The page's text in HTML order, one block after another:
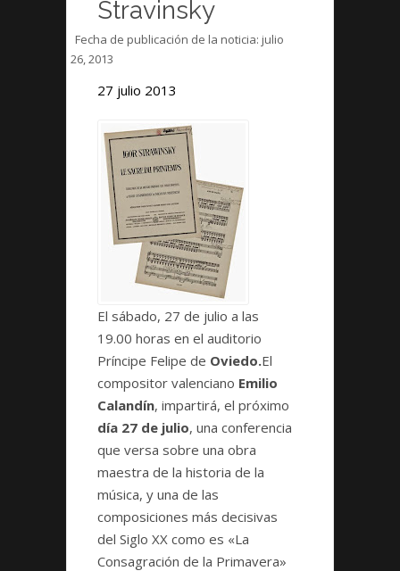
Stravinsky
Fecha de publicación de la noticia: julio
26, 2013
27 julio 2013
El sábado, 27 de julio a las
19.00 horas en el auditorio
Príncipe Felipe de Oviedo.El
compositor valenciano Emilio
Calandín, impartirá, el próximo
día 27 de julio, una conferencia
que versa sobre una obra
maestra de la historia de la
música, y una de las
composiciones más decisivas
del Siglo XX como es «La
Consagración de la Primavera»